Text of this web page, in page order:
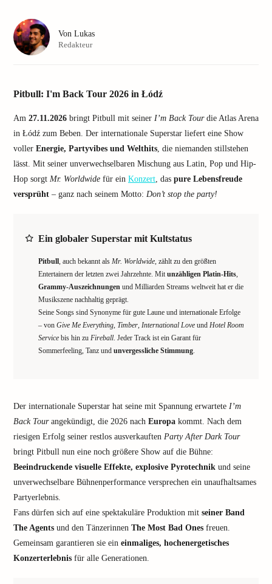
Pitbull: I'm Back Tour 2026 in Łódź
Am 27.11.2026 bringt Pitbull mit seiner I’m Back Tourdie Atlas Arena
in Łódź zum Beben. Der internationale Superstar liefert eine Show
voller Energie, Partyvibes und Welthits, die niemanden stillstehen
lässt. Mit seiner unverwechselbaren Mischung aus Latin, Pop und Hip-
Hop sorgt Mr. Worldwide für ein Konzert, das pure Lebensfreude
versprüht – ganz nach seinem Motto: Don’t stop the party!
Ein globaler Superstar mit Kultstatus
Pitbull, auch bekannt als Mr. Worldwide, zählt zu den größten
Entertainern der letzten zwei Jahrzehnte. Mitunzähligen Platin-Hits,
Grammy-Auszeichnungen und Milliarden Streams weltweit hat er die
Musikszene nachhaltig geprägt.
Seine Songs sind Synonyme für gute Laune und internationale Erfolge
– von Give Me Everything, Timber, International Love und Hotel Room
Service bis hin zu Fireball. Jeder Track ist ein Garant für
Sommerfeeling, Tanz und unvergessliche Stimmung.
Der internationale Superstar hat seine mit Spannung erwartete I’m
Back Tourangekündigt, die 2026 nach Europa kommt. Nach dem
riesigen Erfolg seiner restlos ausverkauften Party After Dark Tour
bringt Pitbull nun eine noch größere Show auf die Bühne:
Beeindruckende visuelle Effekte, explosive Pyrotechnik und seine
unverwechselbare Bühnenperformance versprechen ein unaufhaltsames
Partyerlebnis.
Fans dürfen sich auf eine spektakuläre Produktion mit seiner Band
The Agents und den Tänzerinnen The Most Bad Ones freuen.
Gemeinsam garantieren sie ein einmaliges, hochenergetisches
Konzerterlebnis für alle Generationen.
Von Lukas
Redakteur